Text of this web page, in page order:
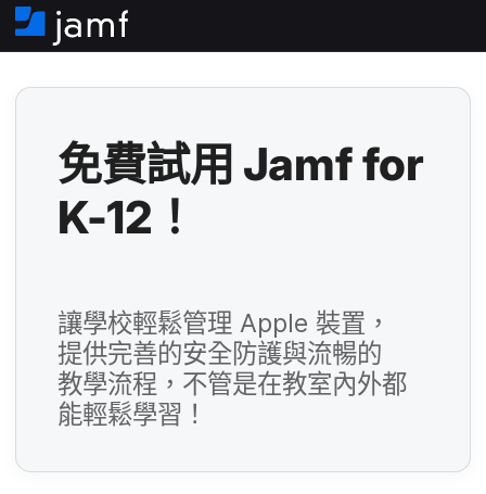
住
家
免費​試用 Jamf for
K-12 ！
讓​學校​輕鬆​管理 Apple 裝置，​
提供​完善​的​安全​防護​與​流暢​的​
教學​流程，​不管​是​在​教室​內外​都​
能​輕鬆​學習！
填​
欄
位
填​
欄
位
必
欄
位
必
填​
欄
位